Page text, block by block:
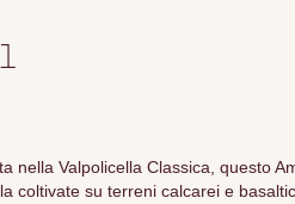
nella Valpolicella Classica, questo
coltivate su terreni calcarei e